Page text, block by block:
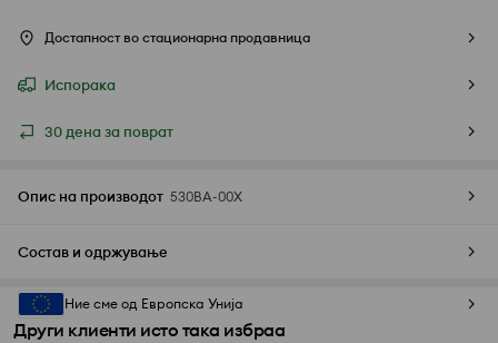
Достапност во стационарна продавница
Испорака
30 дена за поврат
Опис на производот 530BA-00X
Состав и одржување
Ние сме од Европска Унија
Други клиенти исто така избраа